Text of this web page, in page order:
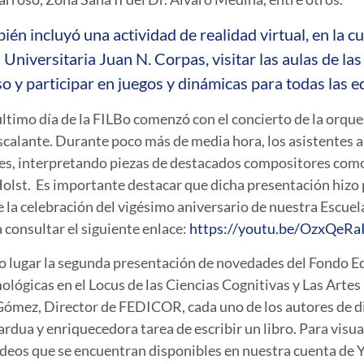
incluyó una actividad de realidad virtual, en la
Juan N. Corpas, visitar las aulas de
y participar en juegos y dinámicas para todas las
día de la FILBo comenzó con el concierto de la
Durante poco más de media hora, los
interpretando piezas de destacados compositores
Es importante destacar que dicha presentación hizo
la celebración del vigésimo aniversario de nuestra
el siguiente enlace: https://youtu.be/
lugar la segunda presentación de novedades del Fondo
en el Locus de las Ciencias Cognitivas y Las
Director de FEDICOR, cada uno de los autores de
y enriquecedora tarea de escribir un libro. Para
que se encuentran disponibles en nuestra cuenta